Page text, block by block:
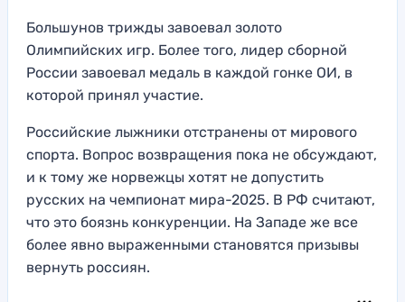
Большунов трижды завоевал золото
Олимпийских игр. Более того, лидер сборной
России завоевал медаль в каждой гонке ОИ, в
которой принял участие.
Российские лыжники отстранены от мирового
спорта. Вопрос возвращения пока не обсуждают,
и к тому же норвежцы хотят не допустить
русских на чемпионат мира-2025. В РФ считают,
что это боязнь конкуренции. На Западе же все
более явно выраженными становятся призывы
вернуть россиян.